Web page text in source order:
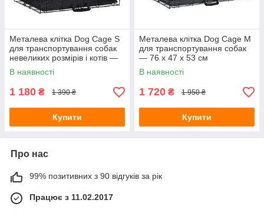
Металева клітка Dog Cage S
для транспортування собак
невеликих розмірів і котів —
61 x 42 x 49 см
В наявності
1 180 ₴ 1 390 ₴
Купити
Металева клітка Dog Cage M
для транспортування собак
— 76 x 47 x 53 см
В наявності
1 720 ₴ 1 950 ₴
Купити
Про нас
99% позитивних з 90 відгуків за рік
Працює з 11.02.2017